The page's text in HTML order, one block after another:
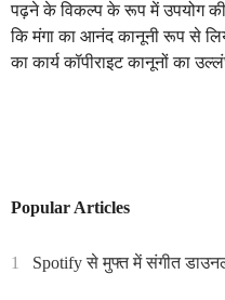
पढ़ने के विकल्प के रूप में उपयोग की
कि मंगा का आनंद कानूनी रूप से
का कार्य कॉपीराइट कानूनों का
Popular Articles
1 Spotify से मुफ्त में संगीत